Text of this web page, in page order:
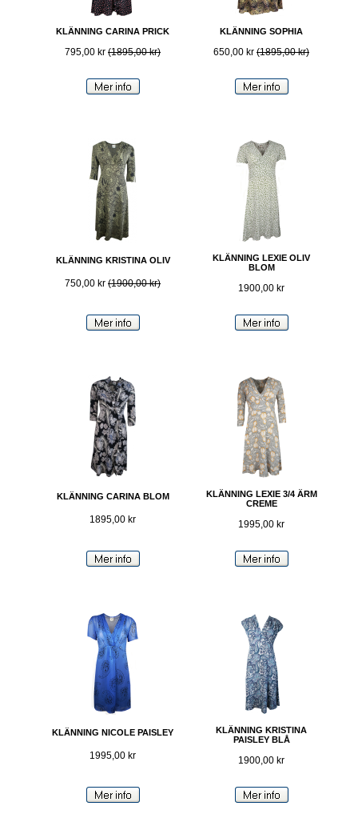
KLÄNNING CARINA PRICK
795,00 kr (1895,00 kr)
KLÄNNING SOPHIA
650,00 kr (1895,00 kr)
KLÄNNING KRISTINA OLIV
750,00 kr (1900,00 kr)
KLÄNNING LEXIE OLIV
BLOM
1900,00 kr
KLÄNNING CARINA BLOM
1895,00 kr
KLÄNNING LEXIE 3/4 ÄRM
CREME
1995,00 kr
KLÄNNING NICOLE PAISLEY
1995,00 kr
KLÄNNING KRISTINA
PAISLEY BLÅ
1900,00 kr